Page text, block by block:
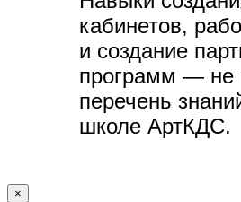
кабинетов,
и создание
программ — не
перечень
школе АртКДС.
×